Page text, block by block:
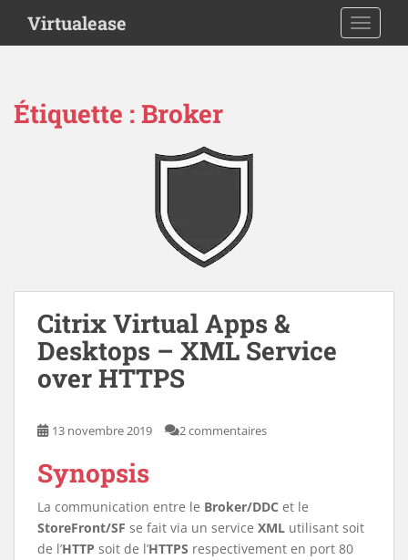
i
Virtualease
Étiquette :Broker
Citrix Virtual Apps &
Desktops – XML Service
over HTTPS
13 novembre 2019 2 commentaires
Synopsis
La communication entre le Broker/DDC et le
StoreFront/SF se fait via un service XML utilisant soit
de l’HTTP soit de l’HTTPS respectivement en port 80